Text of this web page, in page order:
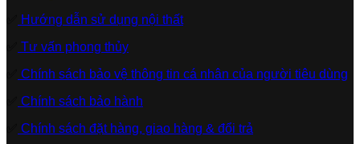
Hướng dẫn sử dụng nội thất
Tư vấn phong thủy
Chính sách bảo vệ thông tin cá nhân của người tiêu dùng
Chính sách bảo hành
Chính sách đặt hàng, giao hàng & đổi trả